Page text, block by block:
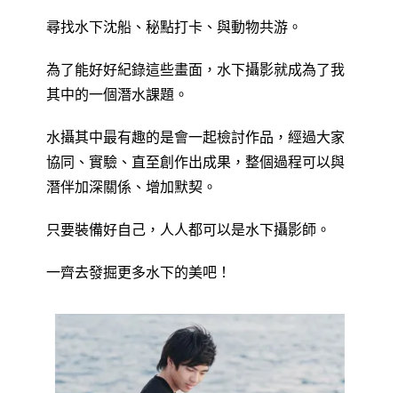
尋找水下沈船、秘點打卡、與動物共游。
為了能好好紀錄這些畫面，水下攝影就成為了我
其中的一個潛水課題。
水攝其中最有趣的是會一起檢討作品，經過大家
協同、實驗、直至創作出成果，整個過程可以與
潛伴加深關係、增加默契。
只要裝備好自己，人人都可以是水下攝影師。
一齊去發掘更多水下的美吧！